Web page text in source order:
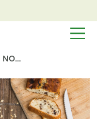
50 NOWYCH PRODUKTÓW ZBOŻOWYCH W BAZIE DIETETYKPRO